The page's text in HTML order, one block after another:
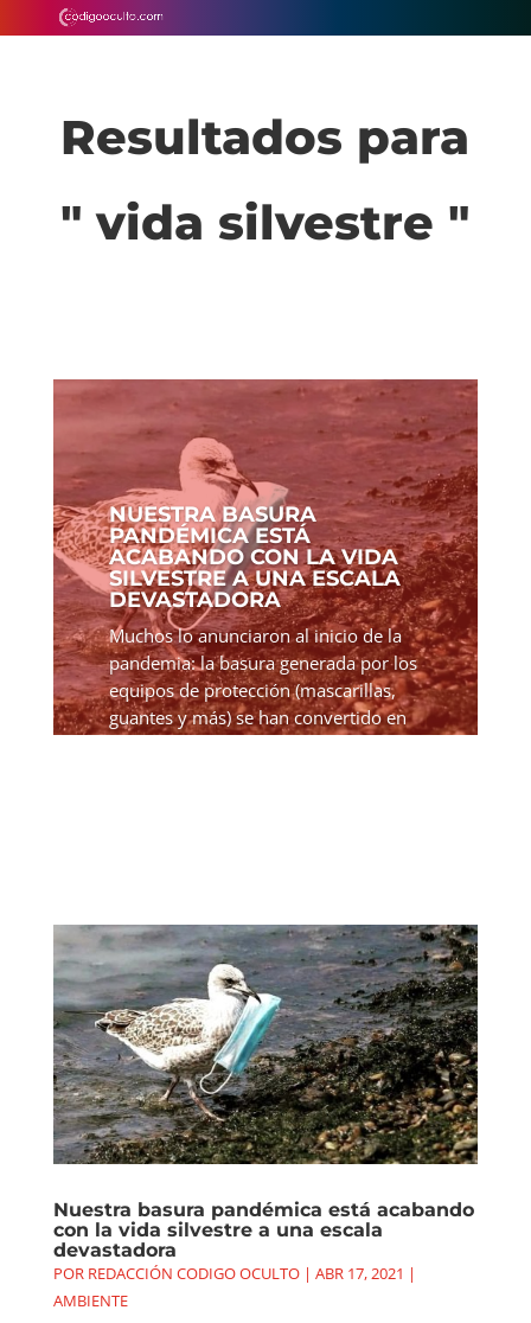
Resultados para
" vida silvestre "
NUESTRA BASURA
PANDÉMICA ESTÁ
ACABANDO CON LA VIDA
SILVESTRE A UNA ESCALA
DEVASTADORA
Muchos lo anunciaron al inicio de la
pandemia: la basura generada por los
equipos de protección (mascarillas,
guantes y más) se han convertido en
Nuestra basura pandémica está acabando
con la vida silvestre a una escala
devastadora
POR REDACCIÓN CODIGO OCULTO| ABR 17, 2021 |
AMBIENTE